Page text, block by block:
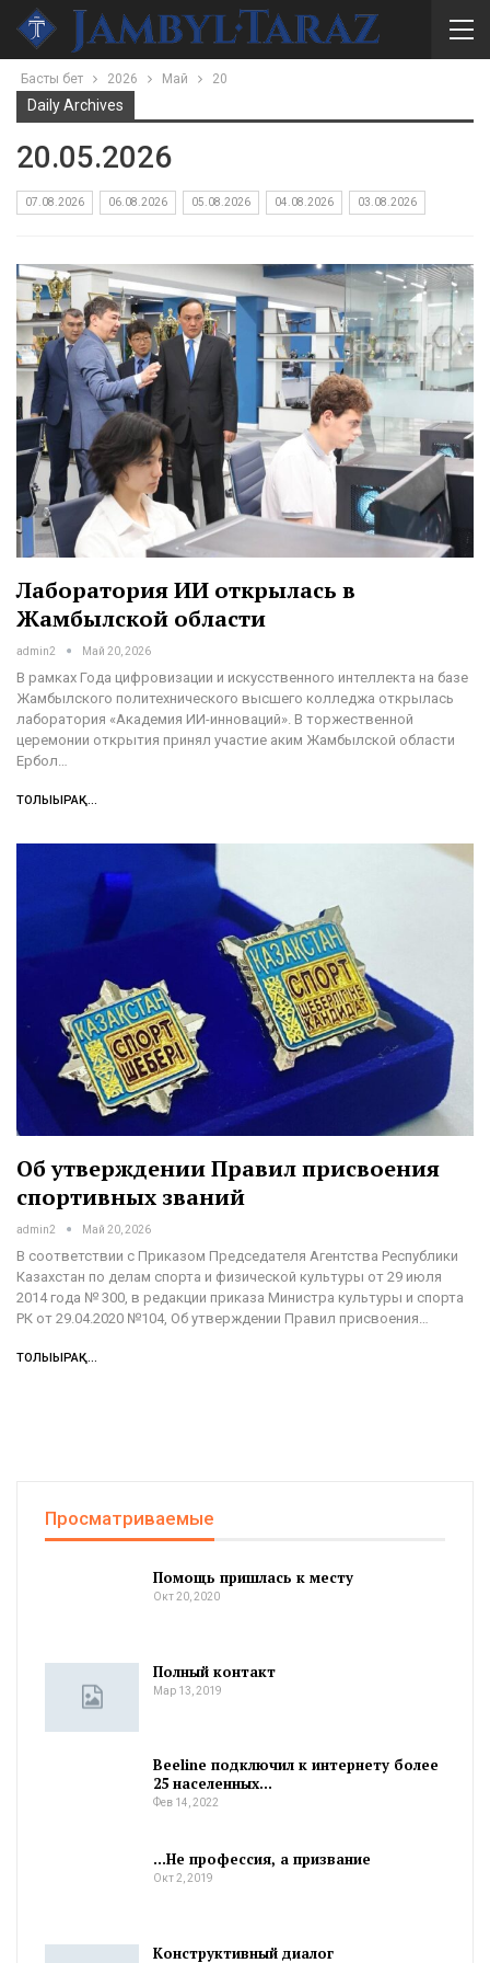
Басты бет 2026 Май 20
Daily Archives
20.05.2026
07.08.2026 06.08.2026 05.08.2026 04.08.2026 03.08.2026
Лаборатория ИИ открылась в
Жамбылской области
admin2 Май 20, 2026
В рамках Года цифровизации и искусственного интеллекта на базе
Жамбылского политехнического высшего колледжа открылась
лаборатория «Академия ИИ-инноваций». В торжественной
церемонии открытия принял участие аким Жамбылской области
Ербол…
ТОЛЫҒЫРАҚ...
Об утверждении Правил присвоения
спортивных званий
admin2 Май 20, 2026
В соответствии с Приказом Председателя Агентства Республики
Казахстан по делам спорта и физической культуры от 29 июля
2014 года № 300, в редакции приказа Министра культуры и спорта
РК от 29.04.2020 №104, Об утверждении Правил присвоения…
ТОЛЫҒЫРАҚ...
Просматриваемые
Помощь пришлась к месту
Окт 20, 2020
Полный контакт
Мар 13, 2019
Beeline подключил к интернету более
25 населенных…
Фев 14, 2022
…Не профессия, а призвание
Окт 2, 2019
Конструктивный диалог